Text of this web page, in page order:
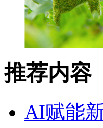
推荐内容
AI赋能